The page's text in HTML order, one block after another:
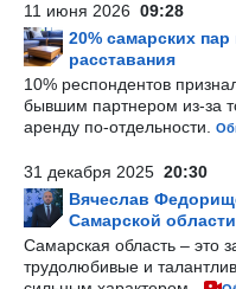
11 июня 2026 09:28
20% самарских
расставания
10% респондентов
бывшим партнером из-за
аренду по-отдельности.
31 декабря 2025 20:30
Вячеслав
Самарской
Самарская область – это
трудолюбивые и